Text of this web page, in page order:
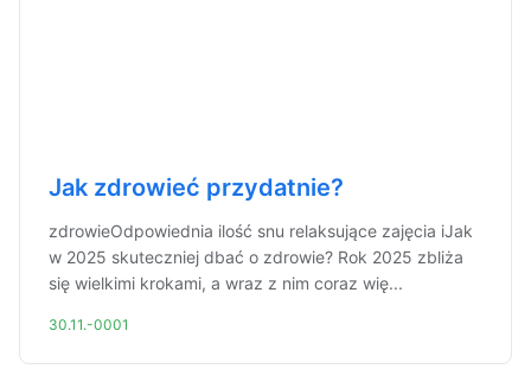
Jak zdrowieć przydatnie?
zdrowieOdpowiednia ilość snu relaksujące zajęcia iJak
w 2025 skuteczniej dbać o zdrowie? Rok 2025 zbliża
się wielkimi krokami, a wraz z nim coraz wię...
30.11.-0001